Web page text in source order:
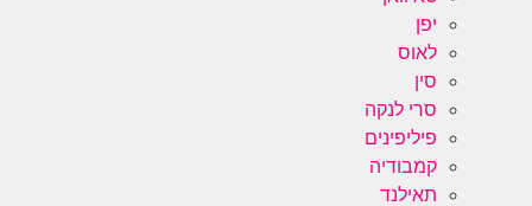
יפן
לאוס
סין
סרי לנקה
פיליפינים
קמבודיה
תאילנד